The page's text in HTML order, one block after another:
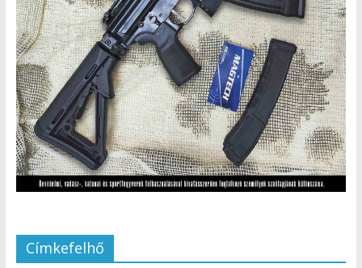
Címkefelhő